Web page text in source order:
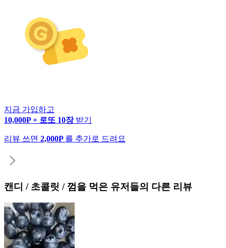
지금 가입하고
10,000P + 로또 10장 받기
리뷰 쓰면 2,000P 를 추가로 드려요
캔디 / 초콜릿 / 껌을 먹은 유저들의 다른 리뷰